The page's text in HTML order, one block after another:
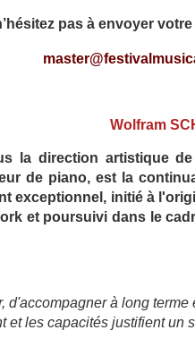
pas à envoyer
Wolfram
la direction artistique
de piano, est la co
exceptionnel, initié à
et poursuivi dans le
d'accompagner à long
et les capacités justifient un